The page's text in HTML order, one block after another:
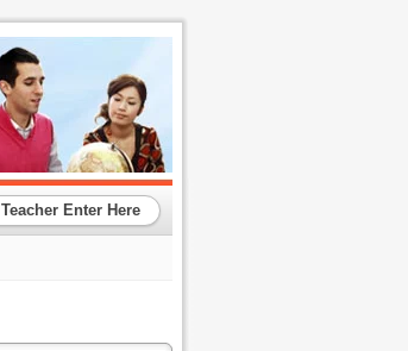
Teacher Enter Here